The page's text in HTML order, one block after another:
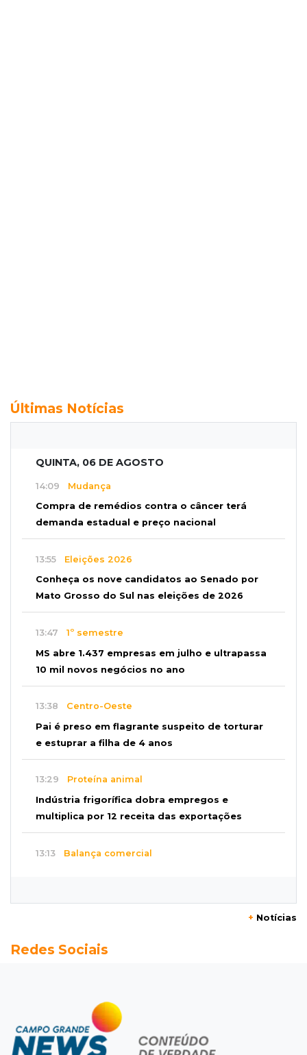
Últimas Notícias
QUINTA, 06 DE AGOSTO
14:09 Mudança
Compra de remédios contra o câncer terá
demanda estadual e preço nacional
13:55 Eleições 2026
Conheça os nove candidatos ao Senado por
Mato Grosso do Sul nas eleições de 2026
13:47 1º semestre
MS abre 1.437 empresas em julho e ultrapassa
10 mil novos negócios no ano
13:38 Centro-Oeste
Pai é preso em flagrante suspeito de torturar
e estuprar a filha de 4 anos
13:29 Proteína animal
Indústria frigorífica dobra empregos e
multiplica por 12 receita das exportações
13:13 Balança comercial
Menino de 11 anos queimado pode precisar de
17 votos
Câmara derruba veto e garante consulta
simplificada a salários de servidores
+ Notícias
Redes Sociais